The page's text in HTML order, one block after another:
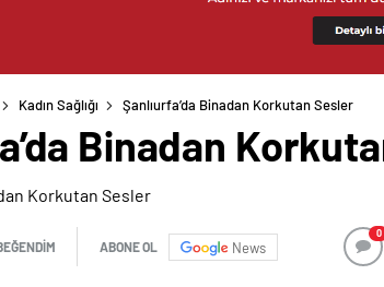
Kadın Sağlığı Şanlıurfa’da Binadan Korkutan Sesler
Binadan
ABONE OL News
0